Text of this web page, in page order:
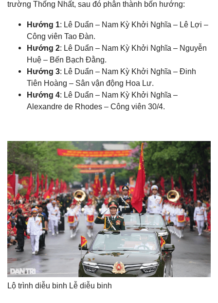
trường Thống Nhất, sau đó phân thành bốn hướng:
Hướng 1: Lê Duẩn – Nam Kỳ Khởi Nghĩa – Lê Lợi –
Công viên Tao Đàn.
Hướng 2: Lê Duẩn – Nam Kỳ Khởi Nghĩa – Nguyễn
Huệ – Bến Bạch Đằng.
Hướng 3: Lê Duẩn – Nam Kỳ Khởi Nghĩa – Đinh
Tiên Hoàng – Sân vận động Hoa Lư.
Hướng 4: Lê Duẩn – Nam Kỳ Khởi Nghĩa –
Alexandre de Rhodes – Công viên 30/4.
Lộ trình diễu binh Lễ diễu binh